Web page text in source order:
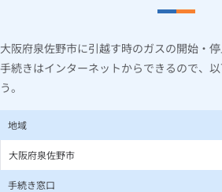
大阪府泉佐野市に引越す時のガスの開始・停
手続きはインターネットからできるので、
う。
地域
大阪府泉佐野市
手続き窓口